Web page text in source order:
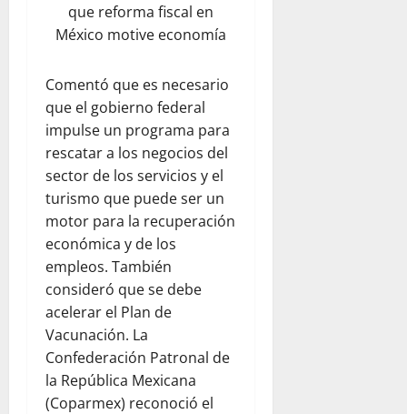
que reforma fiscal en
México motive economía
Comentó que es necesario
que el gobierno federal
impulse un programa para
rescatar a los negocios del
sector de los servicios y el
turismo que puede ser un
motor para la recuperación
económica y de los
empleos. También
consideró que se debe
acelerar el Plan de
Vacunación. La
Confederación Patronal de
la República Mexicana
(Coparmex) reconoció el